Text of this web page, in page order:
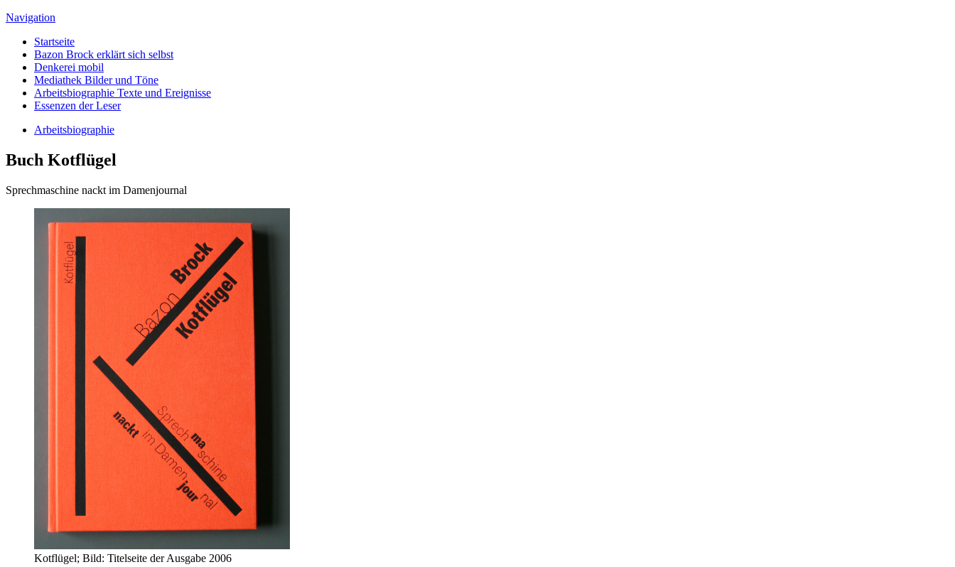
Navigation
Startseite
Bazon Brock erklärt sich selbst
Denkerei mobil
Mediathek Bilder und Töne
Arbeitsbiographie Texte und Ereignisse
Essenzen der Leser
Arbeitsbiographie
Buch Kotflügel
Sprechmaschine nackt im Damenjournal
Kotflügel; Bild: Titelseite der Ausgabe 2006